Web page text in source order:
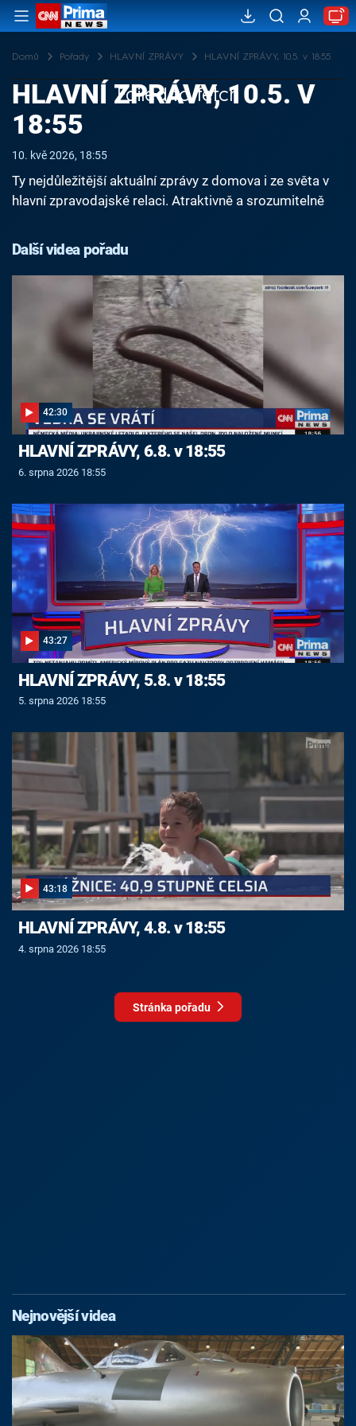
Domů Pořady HLAVNÍ ZPRÁVY HLAVNÍ ZPRÁVY, 10.5. v 18:55
Failed to fetch
HLAVNÍ ZPRÁVY, 10.5. V
18:55
10. kvě 2026, 18:55
Ty nejdůležitější aktuální zprávy z domova i ze světa v
hlavní zpravodajské relaci. Atraktivně a srozumitelně
Další videa pořadu
42:30
HLAVNÍ ZPRÁVY, 6.8. v 18:55
6. srpna 2026 18:55
43:27
HLAVNÍ ZPRÁVY, 5.8. v 18:55
5. srpna 2026 18:55
43:18
HLAVNÍ ZPRÁVY, 4.8. v 18:55
4. srpna 2026 18:55
Stránka pořadu
Nejnovější videa